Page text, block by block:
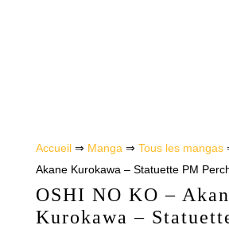
Accueil⇒ Manga ⇒ Tous les mangas
Akane Kurokawa – Statuette PM
OSHI NO KO –
Kurokawa –